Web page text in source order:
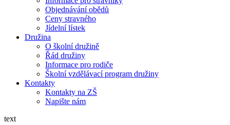
Objednávání obědů
Ceny stravného
Jídelní lístek
Družina
O školní družině
Řád družiny
Informace pro rodiče
Školní vzdělávací program družiny
Kontakty
Kontakty na ZŠ
Napište nám
text